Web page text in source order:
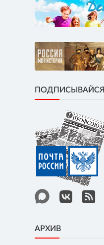
ПОДПИСЫВАЙСЯ
АРХИВ